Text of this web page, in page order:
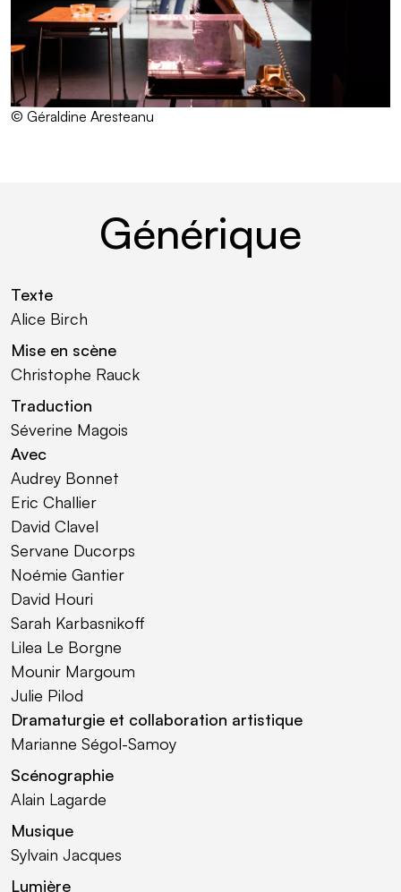
© Géraldine Aresteanu
Générique
Texte
Alice Birch
Mise en scène
Christophe Rauck
Traduction
Séverine Magois
Avec
Audrey Bonnet
Eric Challier
David Clavel
Servane Ducorps
Noémie Gantier
David Houri
Sarah Karbasnikoff
Lilea Le Borgne
Mounir Margoum
Julie Pilod
Dramaturgie et collaboration artistique
Marianne Ségol-Samoy
Scénographie
Alain Lagarde
Musique
Sylvain Jacques
Lumière